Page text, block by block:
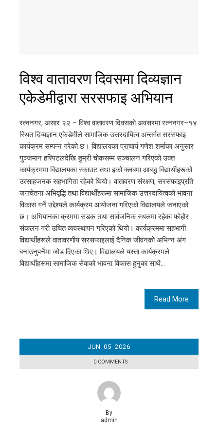
विश्व वातावरण दिवसमा दिव्यज्ञान
एकेडेमीद्वारा सरसफाइ अभियान
रत्ननगर, असार २२ – विश्व वातावरण दिवसको अवसरमा रत्ननगर–१४
स्थित दिव्यज्ञान एकेडेमीले सामाजिक उत्तरदायित्व अन्तर्गत सरसफाइ
कार्यक्रम सम्पन्न गरेको छ। विद्यालयका प्राचार्य गणेश शर्माका अनुसार
गुञ्जमान हस्पिटलदेखि डुम्री चोकसम्म सञ्चालन गरिएको उक्त
कार्यक्रममा विद्यालयका स्काउट तथा इको क्लबमा आबद्ध विद्यार्थीहरूको
उत्साहजनक सहभागिता रहेको थियो। वातावरण संरक्षण, सरसफाइप्रति
जनचेतना अभिवृद्धि तथा विद्यार्थीहरूमा सामाजिक उत्तरदायित्वको भावना
विकास गर्ने उद्देश्यले कार्यक्रम आयोजना गरिएको विद्यालयले जनाएको
छ। अभियानका क्रममा सडक तथा सार्वजनिक स्थलमा रहेका फोहोर
संकलन गरी उचित व्यवस्थापन गरिएको थियो। कार्यक्रममा सहभागी
विद्यार्थीहरूले वातावरणीय सरसफाइलाई दैनिक जीवनको अभिन्न अंग
बनाउनुपर्नेमा जोड दिएका थिए। विद्यालयले यस्ता कार्यक्रमले
विद्यार्थीहरूमा सामाजिक सेवाको भावना विकास हुनुका साथै…
Read More
JUN 05 2026
0 COMMENTS
By
admin